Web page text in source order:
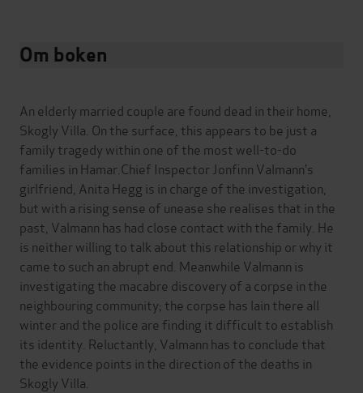
Om boken
An elderly married couple are found dead in their home,
Skogly Villa. On the surface, this appears to be just a
family tragedy within one of the most well-to-do
families in Hamar.Chief Inspector Jonfinn Valmann’s
girlfriend, Anita Hegg is in charge of the investigation,
but with a rising sense of unease she realises that in the
past, Valmann has had close contact with the family. He
is neither willing to talk about this relationship or why it
came to such an abrupt end. Meanwhile Valmann is
investigating the macabre discovery of a corpse in the
neighbouring community; the corpse has lain there all
winter and the police are finding it difficult to establish
its identity. Reluctantly, Valmann has to conclude that
the evidence points in the direction of the deaths in
Skogly Villa.